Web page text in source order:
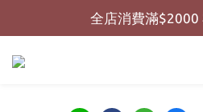
全店消費滿$999
全店消費滿$2000
全店消費滿$999